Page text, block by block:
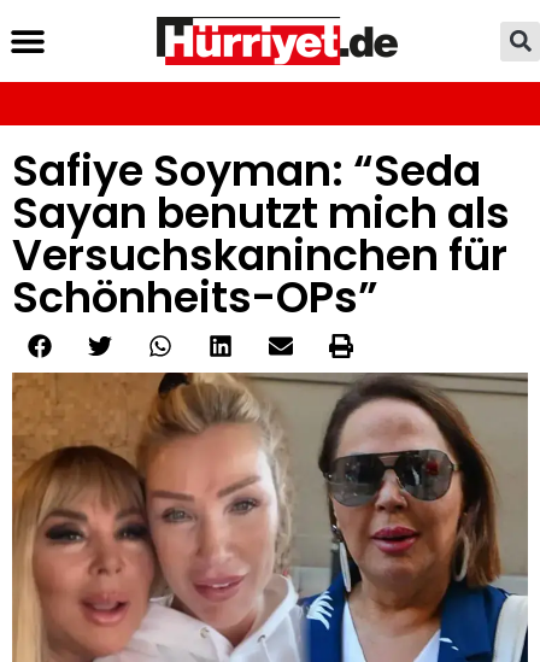
Safiye Soyman: “Seda
Sayan benutzt mich als
Versuchskaninchen für
Schönheits-OPs”